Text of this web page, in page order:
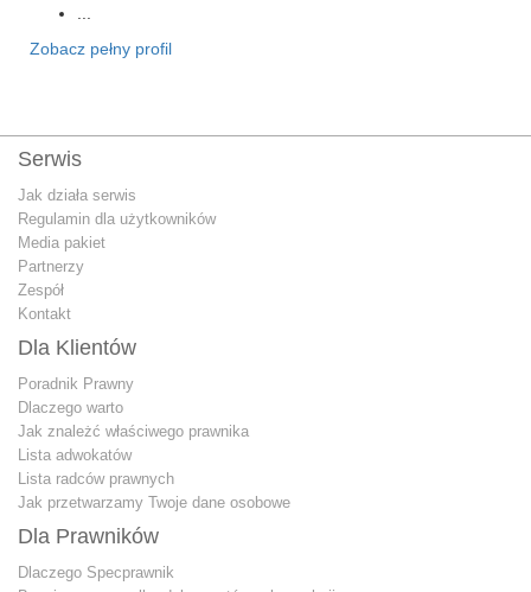
Zobacz pełny profil
Serwis
Jak działa serwis
Regulamin dla użytkowników
Media pakiet
Partnerzy
Zespół
Kontakt
Dla Klientów
Poradnik Prawny
Dlaczego warto
Jak znależć właściwego prawnika
Lista adwokatów
Lista radców prawnych
Jak przetwarzamy Twoje dane osobowe
Dla Prawników
Dlaczego Specprawnik